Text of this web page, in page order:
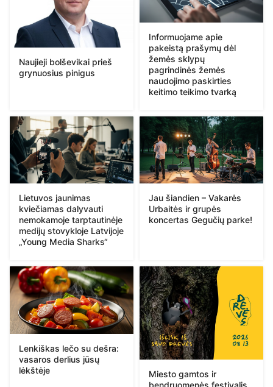
Naujieji bolševikai prieš
grynuosius pinigus
Informuojame apie
pakeistą prašymų dėl
žemės sklypų
pagrindinės žemės
naudojimo paskirties
keitimo teikimo tvarką
Lietuvos jaunimas
kviečiamas dalyvauti
nemokamoje tarptautinėje
medijų stovykloje Latvijoje
„Young Media Sharks“
Jau šiandien – Vakarės
Urbaitės ir grupės
koncertas Gegučių parke!
Lenkiškas lečo su dešra:
vasaros derlius jūsų
lėkštėje
Miesto gamtos ir
bendruomenės festivalis